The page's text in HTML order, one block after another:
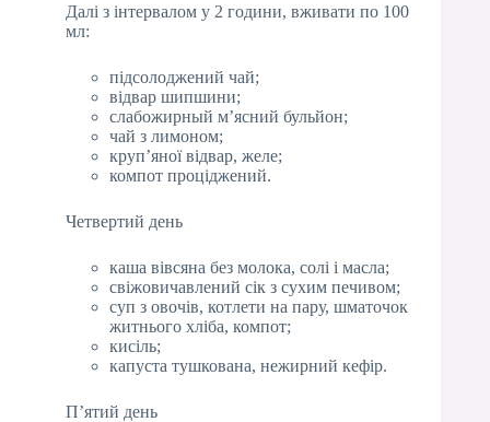
Далі з інтервалом у 2 години, вживати по 100
мл:
підсолоджений чай;
відвар шипшини;
слабожирный м’ясний бульйон;
чай з лимоном;
круп’яної відвар, желе;
компот проціджений.
Четвертий день
каша вівсяна без молока, солі і масла;
свіжовичавлений сік з сухим печивом;
суп з овочів, котлети на пару, шматочок
житнього хліба, компот;
кисіль;
капуста тушкована, нежирний кефір.
П’ятий день